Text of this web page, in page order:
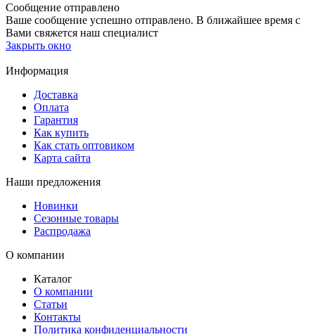
Сообщение отправлено
Ваше сообщение успешно отправлено. В ближайшее время с
Вами свяжется наш специалист
Закрыть окно
Информация
Доставка
Оплата
Гарантия
Как купить
Как стать оптовиком
Карта сайта
Наши предложения
Новинки
Сезонные товары
Распродажа
О компании
Каталог
О компании
Статьи
Контакты
Политика конфиденциальности